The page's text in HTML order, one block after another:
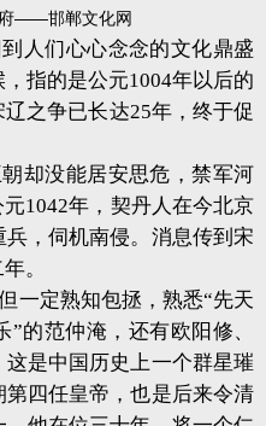
人们心心念念的文化鼎盛
指的是公元1004年以后的
之争已长达25年，终于促
却没能居安思危，禁军河
1042年，契丹人在今北京
，伺机南侵。消息传到宋
。
一定熟知包拯，熟悉“先天
的范仲淹，还有欧阳修、
是中国历史上一个群星璀
四任皇帝，也是后来令清